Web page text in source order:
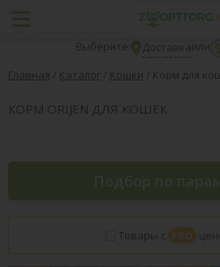
Выберите: Доставкаили
Главная / Каталог / Кошки / Корм для
КОРМ ORIJEN ДЛЯ КОШЕК
Подбор по
Товары с PRO